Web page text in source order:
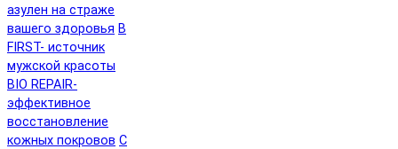
азулен на страже
вашего здоровья B
FIRST- источник
мужской красоты
BIO REPAIR-
эффективное
восстановление
кожных покровов C